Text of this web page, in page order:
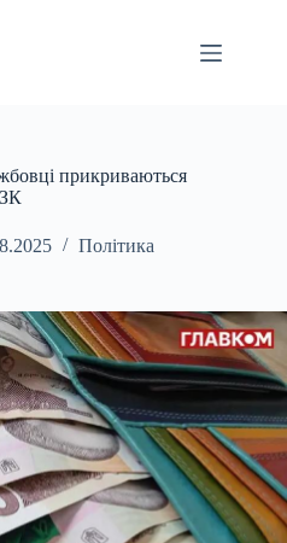
прикриваються
Політика